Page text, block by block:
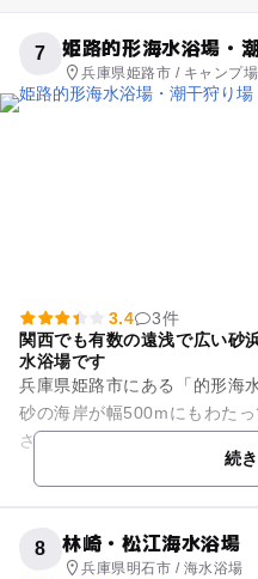
7 姫路的形海水浴場・
兵庫県姫路市 / キャンプ
3.4
3件
関西でも有数の遠浅で広い砂
水浴場です
兵庫県姫路市にある「的形海
砂の海岸が幅500mにもわた
さんでも楽しむことができま
や「ハマグリ」などが採...続
8 林崎・松江海水浴場
兵庫県明石市 / 海水浴場